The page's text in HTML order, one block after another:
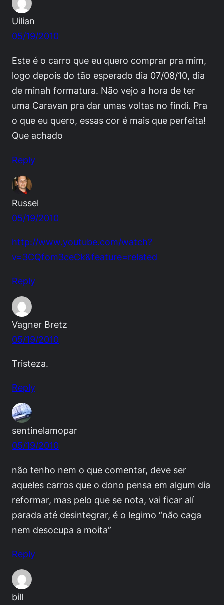
Uilian
05/19/2010
Este é o carro que eu quero comprar pra mim,
logo depois do tão esperado dia 07/08/10, dia
de minah formatura. Não vejo a hora de ter
uma Caravan pra dar umas voltas no findi. Pra
o que eu quero, essas cor é mais que perfeita!
Que achado
Reply
Russel
05/19/2010
http://www.youtube.com/watch?
v=3CQfom3ceCk&feature=related
Reply
Vagner Bretz
05/19/2010
Tristeza.
Reply
sentinelamopar
05/19/2010
não tenho nem o que comentar, deve ser
aqueles carros que o dono pensa em algum dia
reformar, mas pelo que se nota, vai ficar alí
parada até desintegrar, é o legimo “não caga
nem desocupa a moita”
Reply
bill